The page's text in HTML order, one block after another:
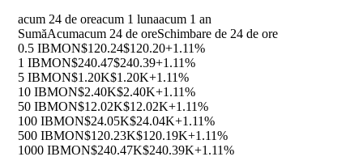
acum 24 de oreacum 1 lunaacum 1 an
SumăAcumacum 24 de oreSchimbare de 24 de ore
0.5 IBMON$120.24$120.20+1.11%
1 IBMON$240.47$240.39+1.11%
5 IBMON$1.20K$1.20K+1.11%
10 IBMON$2.40K$2.40K+1.11%
50 IBMON$12.02K$12.02K+1.11%
100 IBMON$24.05K$24.04K+1.11%
500 IBMON$120.23K$120.19K+1.11%
1000 IBMON$240.47K$240.39K+1.11%